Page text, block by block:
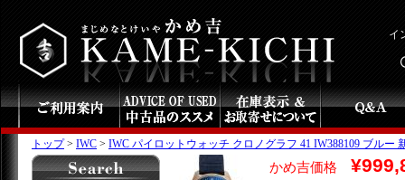
イ
トップ > IWC > IWC パイロットウォッチ クロノグラフ 41 IW388109 ブルー
かめ吉価格